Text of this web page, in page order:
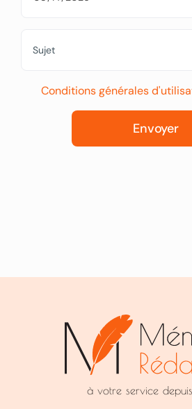
Conditions générales
à votre service